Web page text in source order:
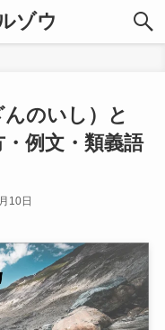
ゾウ
のいし）と
例文・類義語
10日